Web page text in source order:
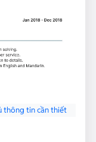
thông tin cần thiết